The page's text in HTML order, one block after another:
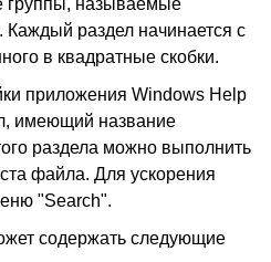
группы, называемые
раздел начинается с
в квадратные скобки.
приложения Windows Help
имеющий название
раздела можно выполнить
файла. Для ускорения
"Search".
содержать следующие